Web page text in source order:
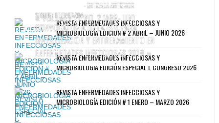
- ENTRADA ANTERIOR
«VOLUMEN 37 NO. 2 (ABR-JUN)
SIGUIENTE ENTRADA -
CONVOCATORIA DE LA ISID PARA
INVESTIGACIÓN Y ENTRENAMIENTO EN
ENFERMEDADES INFECCIOSAS 2018»
REVISTA ENFERMEDADES INFECCIOSAS Y
MICROBIOLOGÍA EDICIÓN # 2 ABRIL – JUNIO 2026
REVISTA ENFERMEDADES INFECCIOSAS Y
MICROBIOLOGIA EDICIÓN ESPECIAL L CONGRESO 2026
REVISTA ENFERMEDADES INFECCIOSAS Y
MICROBIOLOGÍA EDICIÓN # 1 ENERO – MARZO 2026